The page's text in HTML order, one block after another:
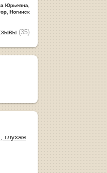
Юрьевна,
Ногинск
(35)
глухая